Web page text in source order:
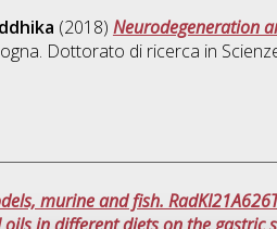
(2018) Neurodegeneration
Dottorato di ricerca in
murine and fish.